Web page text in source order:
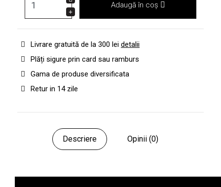
Adaugă în coș
Livrare gratuită de la 300 lei detalii
Plăți sigure prin card sau ramburs
Gama de produse diversificata
Retur in 14 zile
Descriere Opinii (0)